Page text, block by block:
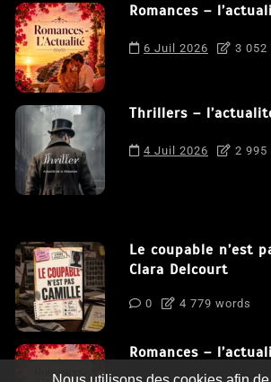
Romances –
6 Juil 2026 3 052
Thrillers –
4 Juil 2026 2 995
Le coupable n’est
Clara Delcourt
0 4 779 words
Romances –